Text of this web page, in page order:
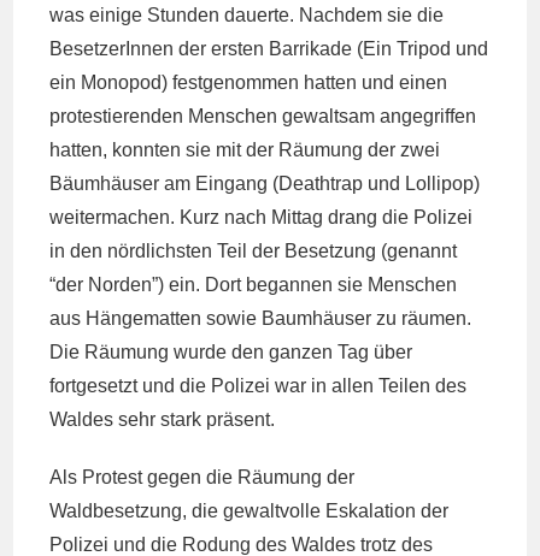
was einige Stunden dauerte. Nachdem sie die
BesetzerInnen der ersten Barrikade (Ein Tripod und
ein Monopod) festgenommen hatten und einen
protestierenden Menschen gewaltsam angegriffen
hatten, konnten sie mit der Räumung der zwei
Bäumhäuser am Eingang (Deathtrap und Lollipop)
weitermachen. Kurz nach Mittag drang die Polizei
in den nördlichsten Teil der Besetzung (genannt
“der Norden”) ein. Dort begannen sie Menschen
aus Hängematten sowie Baumhäuser zu räumen.
Die Räumung wurde den ganzen Tag über
fortgesetzt und die Polizei war in allen Teilen des
Waldes sehr stark präsent.
Als Protest gegen die Räumung der
Waldbesetzung, die gewaltvolle Eskalation der
Polizei und die Rodung des Waldes trotz des